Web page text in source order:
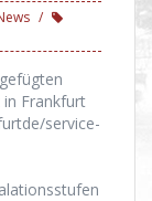
in Frankfurt
service-